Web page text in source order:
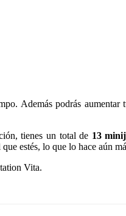
Además podrás aumentar
tienes un total de 13
estés, lo que lo hace aún
Vita.